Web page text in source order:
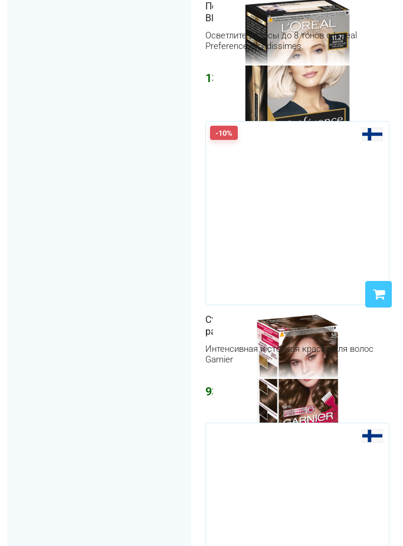
Перманентная краска Loreal Preference
Blondissimes 11.21 Crystal Blonde
Осветлите волосы до 8 тонов с Loreal
Preference Blondissimes.
1394 2416 ₽
-10%
Стойкая краска Garnier Color Sensation,
различные цвета
Интенсивная и стойкая краска для волос
Garnier
933 ₽